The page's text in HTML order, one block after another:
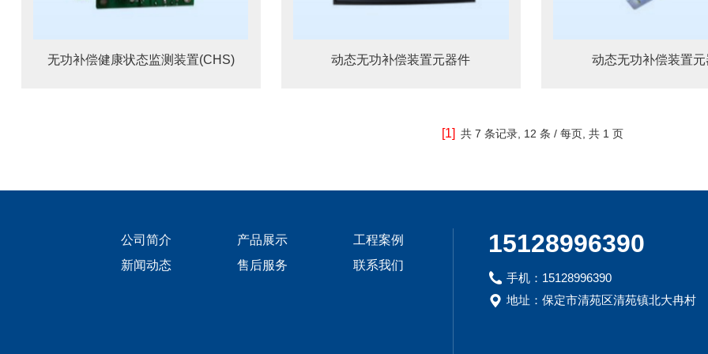
无功补偿健康状态监测装置(CHS) 动态无功补偿装置元器件 动态无功补偿装置元
[1] 共 7 条记录, 12 条 / 每页, 共 1 页
公司简介 产品展示
工程案例
新闻动态
售后服务 联系我们
15128996390
手机：15128996390
地址：保定市清苑区清苑镇北大冉村